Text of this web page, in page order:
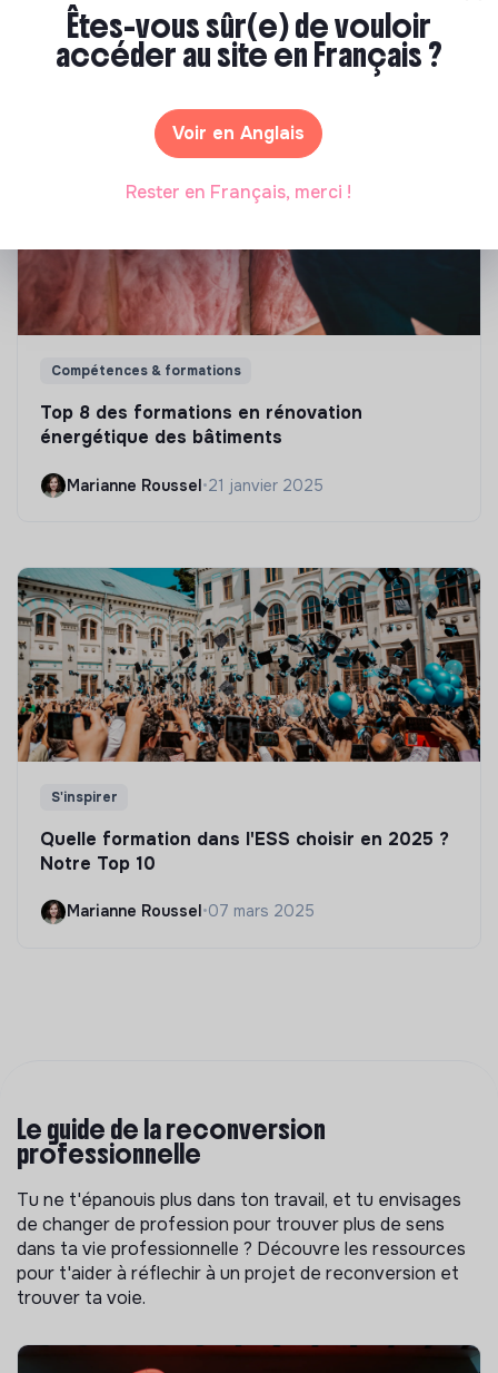
Marianne Roussel• 09 janvier 2024
Compétences & formations
Top 8 des formations en rénovation
énergétique des bâtiments
Marianne Roussel•21 janvier 2025
S'inspirer
Quelle formation dans l'ESS choisir en 2025 ?
Notre Top 10
Marianne Roussel •07 mars 2025
Le guide de la reconversion
professionnelle
Tu ne t'épanouis plus dans ton travail, et tu envisages
de changer de profession pour trouver plus de sens
dans ta vie professionnelle ? Découvre les ressources
pour t'aider à réflechir à un projet de reconversion et
trouver ta voie.
Êtes-vous sûr(e) de vouloir
accéder au site en Français ?
Voir en Anglais
Rester en Français, merci !